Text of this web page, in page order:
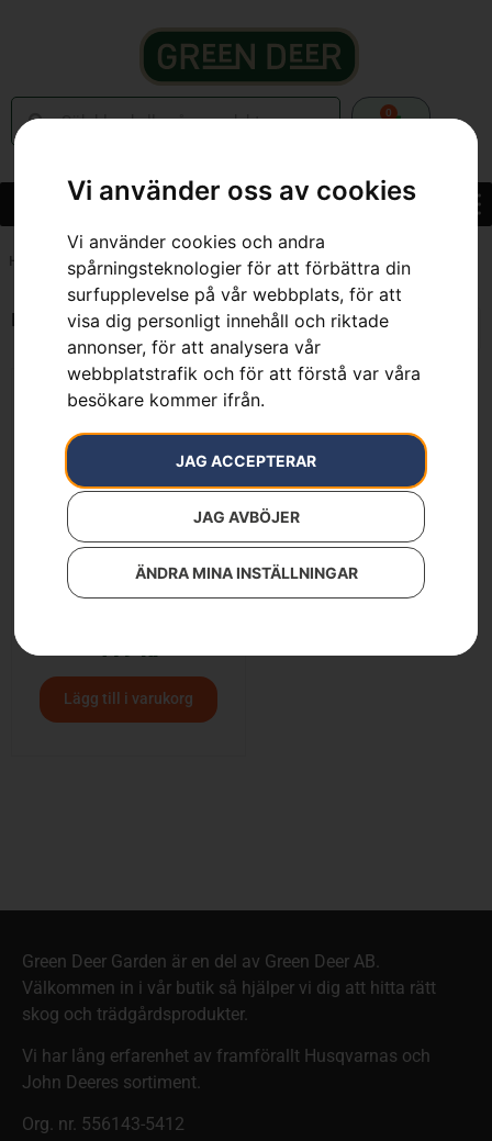
Vi använder oss av cookies
Vi använder cookies och andra
spårningsteknologier för att förbättra din
surfupplevelse på vår webbplats, för att
visa dig personligt innehåll och riktade
annonser, för att analysera vår
webbplatstrafik och för att förstå var våra
besökare kommer ifrån.
JAG ACCEPTERAR
JAG AVBÖJER
ÄNDRA MINA INSTÄLLNINGAR
0
Hem 7391883078273
Endast ett sökresultat
419kr
Lägg till i varukorg
Green Deer Garden är en del av Green Deer AB.
Välkommen in i vår butik så hjälper vi dig att hitta rätt
skog och trädgårdsprodukter.
Vi har lång erfarenhet av framförallt Husqvarnas och
John Deeres sortiment.
Org. nr. 556143-5412